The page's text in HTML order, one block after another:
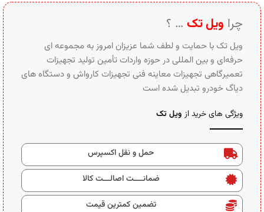
چرا ویل تک … ؟
ویل تک با حمایت و لطف شما عزیزان امروز به مجموعه ای
حرفه‌ای و بین‌ المللی در حوزه واردات تأمین تولید تجهیزات
تعمیرگاهی تجهیزات معاینه فنی تجهیزات کارواش و دستگاه های
دیاگ خودرو تبدیل شده است
ویژگی های خرید از ویل تک
حمل و نقل اکسپرس
ضمانــــت اصالـــت کالا
تضمین کمترین قیمت